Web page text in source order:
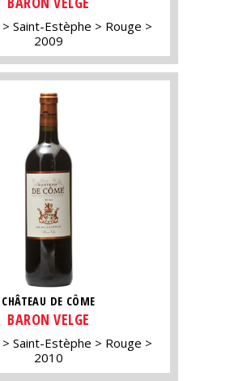
Saint-Estèphe
Rouge
2009
CHÂTEAU DE CÔME
BARON VELGE
Saint-Estèphe
Rouge
2010